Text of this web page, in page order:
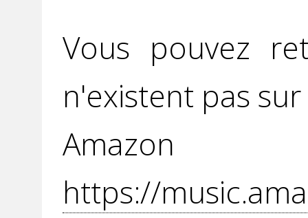
Vous pouvez
n'existent pas sur
https://